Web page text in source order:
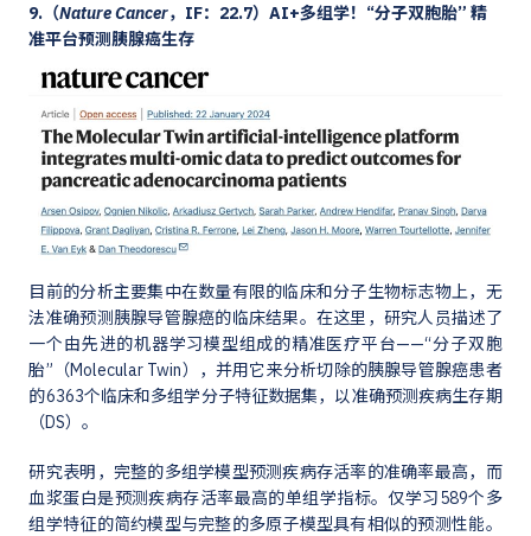
9.（Nature Cancer，IF：22.7）AI+多组学！“分子双胞胎” 精
准平台预测胰腺癌生存
目前的分析主要集中在数量有限的临床和分子生物标志物上，无
法准确预测胰腺导管腺癌的临床结果。在这里，研究人员描述了
一个由先进的机器学习模型组成的精准医疗平台——“分子双胞
胎”（Molecular Twin），并用它来分析切除的胰腺导管腺癌患者
的6363个临床和多组学分子特征数据集，以准确预测疾病生存期
（DS）。
研究表明，完整的多组学模型预测疾病存活率的准确率最高，而
血浆蛋白是预测疾病存活率最高的单组学指标。仅学习589个多
组学特征的简约模型与完整的多原子模型具有相似的预测性能。